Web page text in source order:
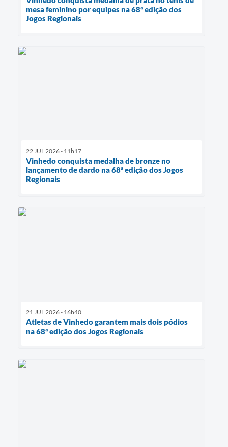
mesa feminino por equipes na 68ª edição dos
Jogos Regionais
22 JUL 2026 - 11h17
Vinhedo conquista medalha de bronze no
lançamento de dardo na 68ª edição dos Jogos
Regionais
21 JUL 2026 - 16h40
Atletas de Vinhedo garantem mais dois pódios
na 68ª edição dos Jogos Regionais